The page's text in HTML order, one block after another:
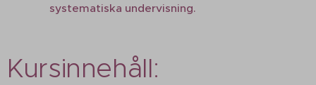
systematiska undervisning.
Kursinnehåll: